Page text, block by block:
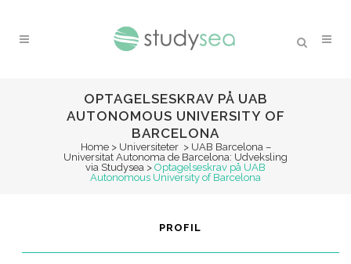
OPTAGELSESKRAV PÅ UAB
AUTONOMOUS UNIVERSITY OF
BARCELONA
Home> Universiteter > UAB Barcelona –
Universitat Autonoma de Barcelona: Udveksling
via Studysea > Optagelseskrav på UAB
Autonomous University of Barcelona
PROFIL